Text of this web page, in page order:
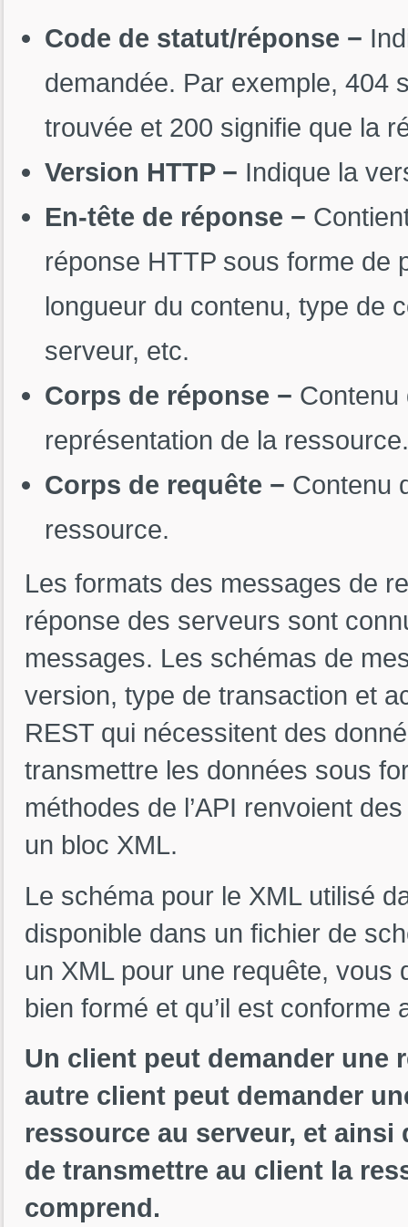
Code de statut/réponse −
demandée. Par exemple, 404
trouvée et 200 signifie que la
Version HTTP − Indique la
En-tête de réponse −
réponse HTTP sous forme de
longueur du contenu, type de
serveur, etc.
Corps de réponse − Contenu
représentation de la ressource.
Corps de requête − Contenu
ressource.
Les formats des messages de
réponse des serveurs sont
messages. Les schémas de
version, type de transaction et
REST qui nécessitent des
transmettre les données sous
méthodes de l’API renvoient
un bloc XML.
Le schéma pour le XML utilisé
disponible dans un fichier de
un XML pour une requête,
bien formé et qu’il est conforme
Un client peut demander une
autre client peut demander
ressource au serveur, et ainsi
de transmettre au client la
comprend.